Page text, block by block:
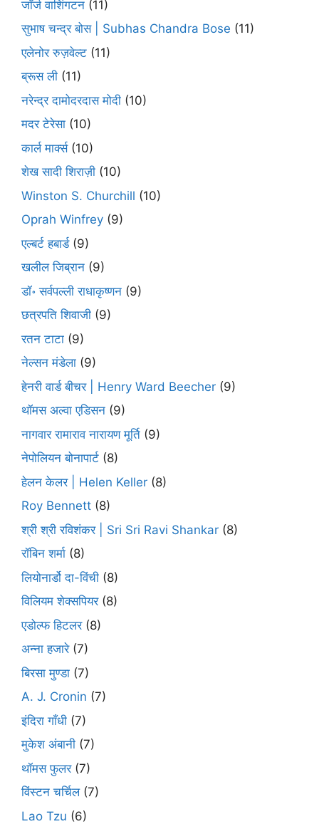
जॉर्ज वाशिंगटन (11)
सुभाष चन्द्र बोस | Subhas Chandra Bose (11)
एलेनोर रुज़वेल्ट (11)
ब्रूस ली (11)
नरेन्द्र दामोदरदास मोदी (10)
मदर टेरेसा (10)
कार्ल मार्क्स(10)
शेख सादी शिराज़ी (10)
Winston S. Churchill (10)
Oprah Winfrey (9)
एल्बर्ट हबार्ड(9)
खलील जिब्रान (9)
डॉ॰ सर्वपल्ली राधाकृष्णन (9)
छत्रपति शिवाजी (9)
रतन टाटा (9)
नेल्सन मंडेला (9)
हेनरी वार्ड बीचर | Henry Ward Beecher (9)
थॉमस अल्वा एडिसन (9)
नागवार रामाराव नारायण मूर्ति (9)
नेपोलियन बोनापार्ट (8)
हेलन केलर | Helen Keller (8)
Roy Bennett (8)
श्री श्री रविशंकर | Sri Sri Ravi Shankar (8)
रॉबिन शर्मा (8)
लियोनार्डो दा-विंची (8)
विलियम शेक्सपियर(8)
एडोल्फ हिटलर(8)
अन्ना हजारे(7)
बिरसा मुण्डा (7)
A. J. Cronin (7)
इंदिरा गाँधी (7)
मुकेश अंबानी (7)
थॉमस फुलर(7)
विंस्टन चर्चिल(7)
Lao Tzu (6)